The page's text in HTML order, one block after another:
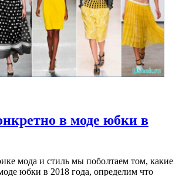
в моде юбки в
мода и стиль мы поболтаем том, какие
юбки в 2018 года, определим что